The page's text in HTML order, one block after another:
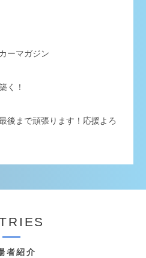
ーマガジン
く！
後まで頑張ります！応援よろ
者紹介